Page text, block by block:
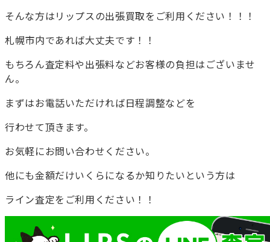
そんな方はリップスの出張買取をご利用ください！！！
札幌市内であれば大丈夫です！！
もちろん査定料や出張料などお客様の負担はございませ
ん。
まずはお電話いただければ日程調整などを
行わせて頂きます。
お気軽にお問い合わせください。
他にも金額だけいくらになるか知りたいという方は
ライン査定をご利用ください！！